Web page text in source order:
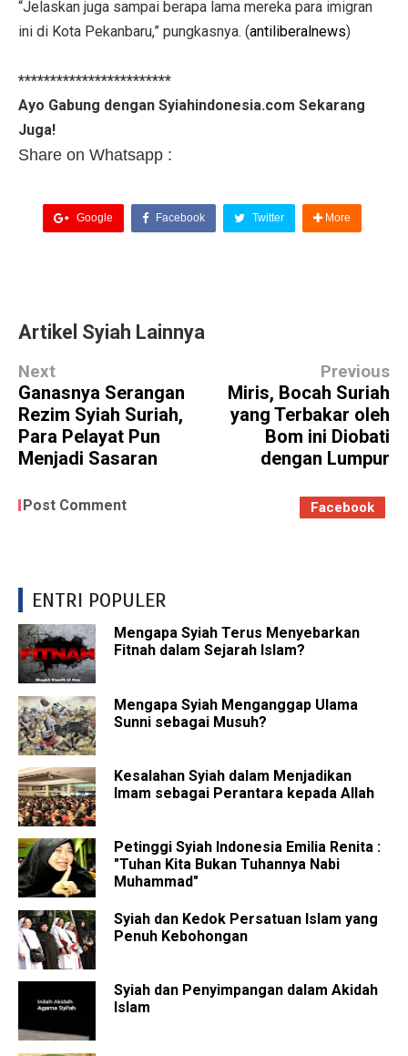
“Jelaskan juga sampai berapa lama mereka para imigran
ini di Kota Pekanbaru,” pungkasnya. (antiliberalnews)
************************
Ayo Gabung dengan Syiahindonesia.com Sekarang
Juga!
Share on Whatsapp :
Google Facebook Twitter More
Artikel Syiah Lainnya
Next
Ganasnya Serangan
Rezim Syiah Suriah,
Para Pelayat Pun
Menjadi Sasaran
Previous
Miris, Bocah Suriah
yang Terbakar oleh
Bom ini Diobati
dengan Lumpur
Post Comment Facebook
ENTRI POPULER
Mengapa Syiah Terus Menyebarkan
Fitnah dalam Sejarah Islam?
Mengapa Syiah Menganggap Ulama
Sunni sebagai Musuh?
Kesalahan Syiah dalam Menjadikan
Imam sebagai Perantara kepada Allah
Petinggi Syiah Indonesia Emilia Renita :
"Tuhan Kita Bukan Tuhannya Nabi
Muhammad"
Syiah dan Kedok Persatuan Islam yang
Penuh Kebohongan
Syiah dan Penyimpangan dalam Akidah
Islam